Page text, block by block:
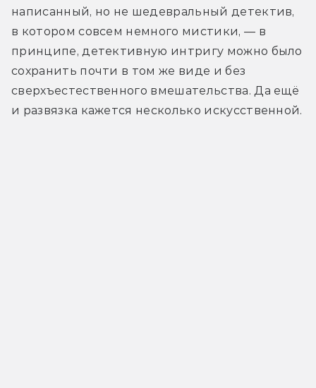
написанный, но не шедевральный детектив,
в котором совсем немного мистики, — в
принципе, детективную интригу можно было
сохранить почти в том же виде и без
сверхъестественного вмешательства. Да ещё
и развязка кажется несколько искусственной.